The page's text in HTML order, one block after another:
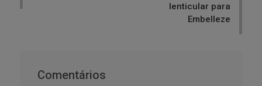
lenticular para
Embelleze
Comentários